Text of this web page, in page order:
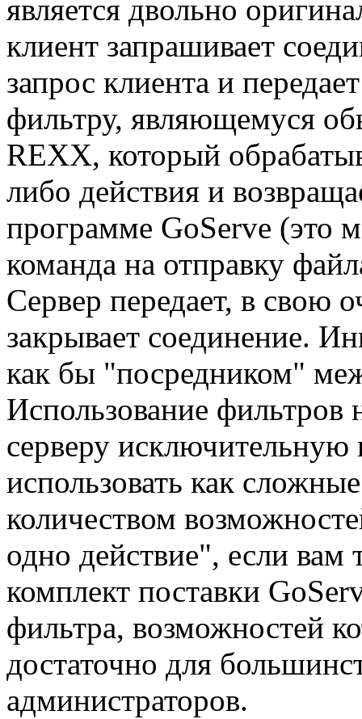
является двольно
клиент запрашивает
запрос клиента и
фильтру, являющемуся
REXX, который
либо действия и
программе GoServe (это
команда на отправку
Сервер передает, в свою
закрывает соединение.
как бы "посредником"
Использование фильтров
серверу исключительную
использовать как
количеством
одно действие", если вам
комплект поставки
фильтра, возможностей
достаточно для
администраторов.